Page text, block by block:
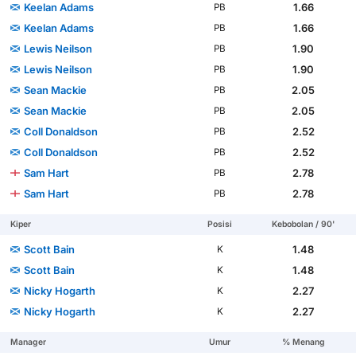
Keelan Adams
PB
1.66
Keelan Adams
PB
1.66
Lewis Neilson
PB
1.90
Lewis Neilson
PB
1.90
Sean Mackie
PB
2.05
Sean Mackie
PB
2.05
Coll Donaldson
PB
2.52
Coll Donaldson
PB
2.52
Sam Hart
PB
2.78
Sam Hart
PB 2.78
Kiper Posisi Kebobolan / 90'
Scott Bain K
1.48
Scott Bain
K
1.48
Nicky Hogarth
K
2.27
Nicky Hogarth
K 2.27
Manager Umur % Menang